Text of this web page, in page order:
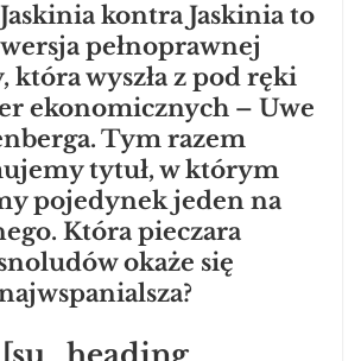
kontra Jaskinia to
pełnoprawnej
która wyszła z pod ręki
ekonomicznych – Uwe
Tym razem
tytuł, w którym
pojedynek jeden na
Która pieczara
okaże się